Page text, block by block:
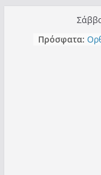
περιεχόμενο
Πρόσφατα: Τα